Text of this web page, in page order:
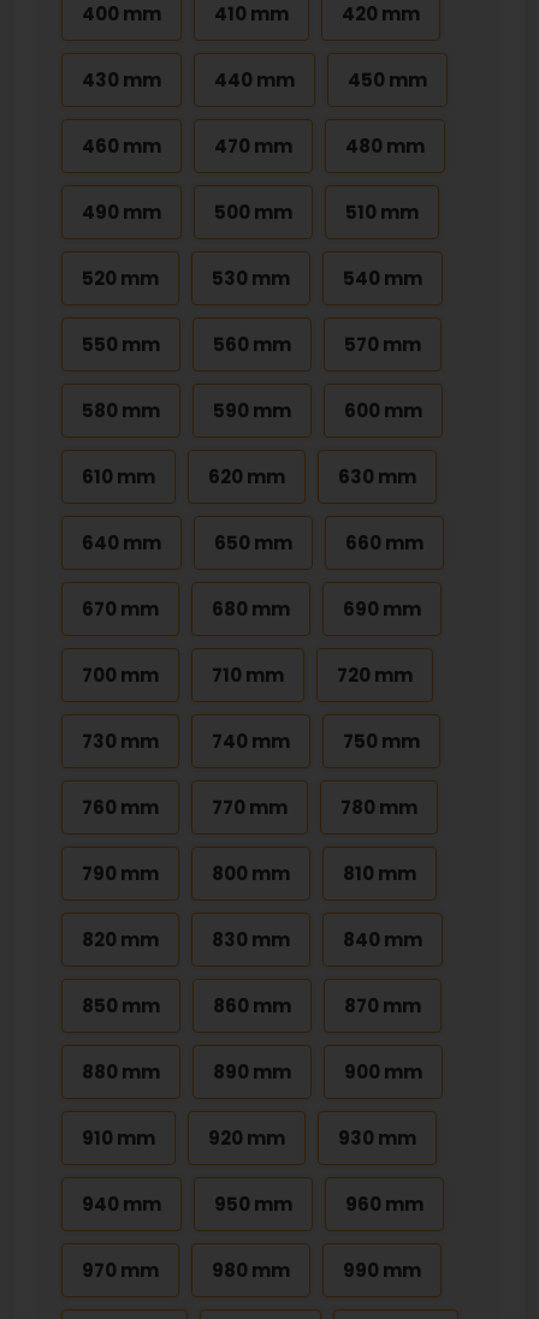
400 mm 410 mm 420 mm
430 mm 440 mm 450 mm
460 mm 470 mm 480 mm
490 mm 500 mm 510 mm
520 mm 530 mm 540 mm
550 mm 560 mm 570 mm
580 mm 590 mm 600 mm
610 mm 620 mm 630 mm
640 mm 650 mm 660 mm
670 mm 680 mm 690 mm
700 mm 710 mm 720 mm
730 mm 740 mm 750 mm
760 mm 770 mm 780 mm
790 mm 800 mm 810 mm
820 mm 830 mm 840 mm
850 mm 860 mm 870 mm
880 mm 890 mm 900 mm
910 mm 920 mm 930 mm
940 mm 950 mm 960 mm
970 mm 980 mm 990 mm